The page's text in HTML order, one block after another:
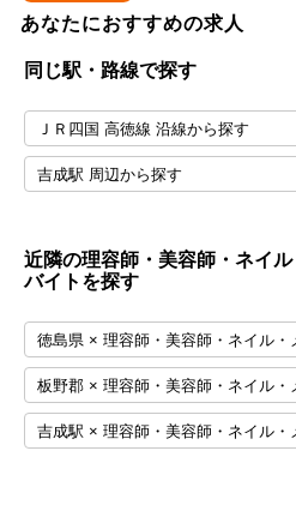
あなたにおすすめの求人
同じ駅・路線で探す
ＪＲ四国 高徳線 沿線から探す
吉成駅 周辺から探す
近隣の理容師・美容師・ネイ
バイトを探す
徳島県 × 理容師・美容師・ネイル・
板野郡 × 理容師・美容師・ネイル・
吉成駅 × 理容師・美容師・ネイル・